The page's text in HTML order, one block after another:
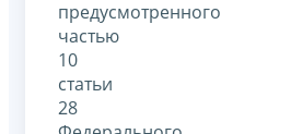
предусмотренного
частью
10
статьи
28